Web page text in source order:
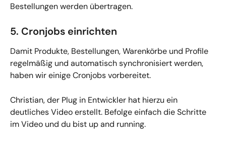
Bestellungen werden übertragen.
5. Cronjobs einrichten
Damit Produkte, Bestellungen, Warenkörbe und Profile
regelmäßig und automatisch synchronisiert werden,
haben wir einige Cronjobs vorbereitet.
Christian, der Plug in Entwickler hat hierzu ein
deutliches Video erstellt. Befolge einfach die Schritte
im Video und du bist up and running.